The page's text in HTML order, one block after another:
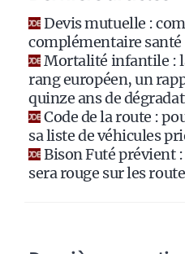
Devis mutuelle :
complémentaire santé
Mortalité infantile :
rang européen, un
quinze ans de
Code de la route :
sa liste de véhicules
Bison Futé prévient
sera rouge sur les